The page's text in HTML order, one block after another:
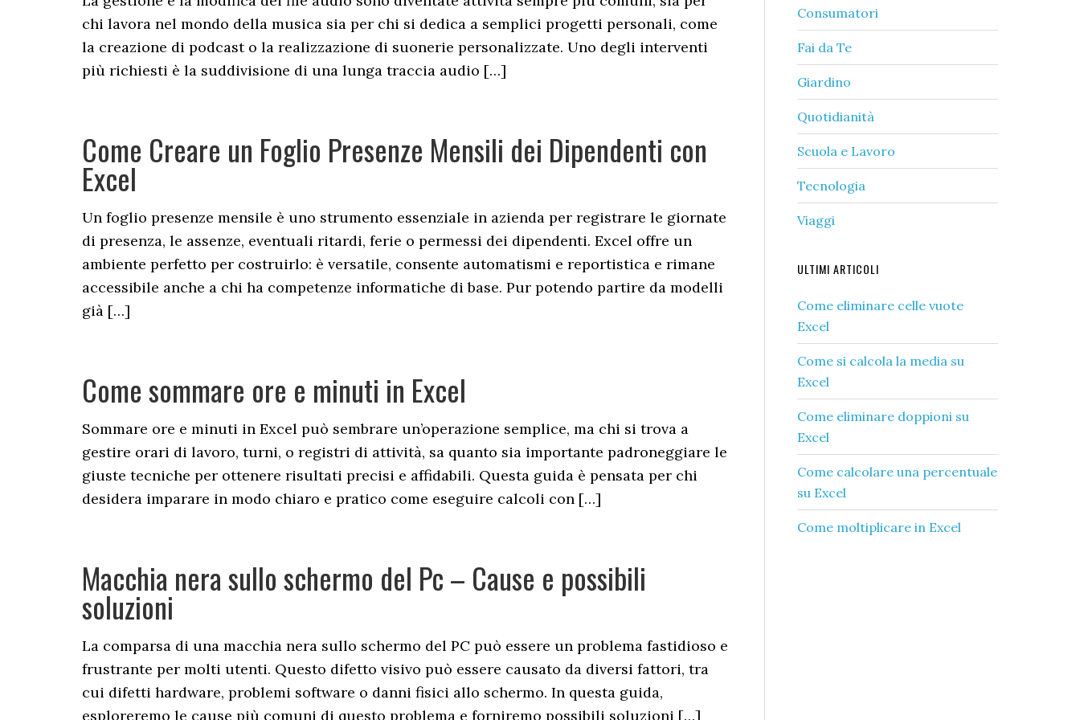
chi lavora nel mondo della musica sia per chi si dedica a semplici progetti personali, come
la creazione di podcast o la realizzazione di suonerie personalizzate. Uno degli interventi
più richiesti è la suddivisione di una lunga traccia audio […]
Come Creare un Foglio Presenze Mensili dei Dipendenti con
Excel
Un foglio presenze mensile è uno strumento essenziale in azienda per registrare le giornate
di presenza, le assenze, eventuali ritardi, ferie o permessi dei dipendenti. Excel offre un
ambiente perfetto per costruirlo: è versatile, consente automatismi e reportistica e rimane
accessibile anche a chi ha competenze informatiche di base. Pur potendo partire da modelli
già […]
Come sommare ore e minuti in Excel
Sommare ore e minuti in Excel può sembrare un’operazione semplice, ma chi si trova a
gestire orari di lavoro, turni, o registri di attività, sa quanto sia importante padroneggiare le
giuste tecniche per ottenere risultati precisi e affidabili. Questa guida è pensata per chi
desidera imparare in modo chiaro e pratico come eseguire calcoli con […]
Macchia nera sullo schermo del Pc – Cause e possibili
soluzioni
La comparsa di una macchia nera sullo schermo del PC può essere un problema fastidioso e
frustrante per molti utenti. Questo difetto visivo può essere causato da diversi fattori, tra
cui difetti hardware, problemi software o danni fisici allo schermo. In questa guida,
esploreremo le cause più comuni di questo problema e forniremo possibili soluzioni […]
Consumatori
Fai da Te
Giardino
Quotidianità
Scuola e Lavoro
Tecnologia
Viaggi
ULTIMI ARTICOLI
Come eliminare celle vuote
Excel​
Come si calcola la media su
Excel​
Come eliminare doppioni su
Excel​
Come calcolare una percentuale
su Excel​
Come moltiplicare in Excel​